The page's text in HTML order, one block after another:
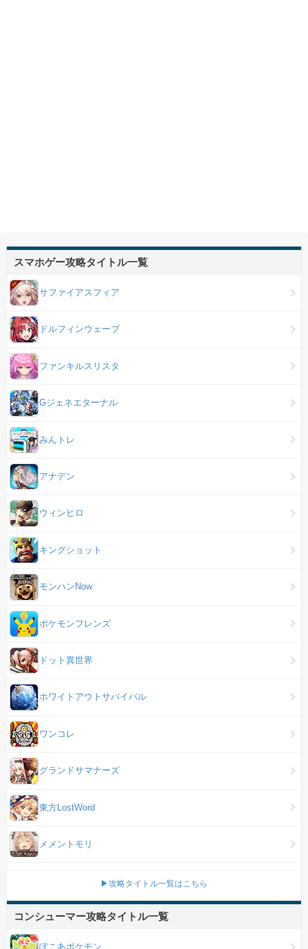
スマホゲー攻略タイトル一覧
サファイアスフィア
ドルフィンウェーブ
ファンキルスリスタ
Gジェネエターナル
みんトレ
アナデン
ウィンヒロ
キングショット
モンハンNow
ポケモンフレンズ
ドット異世界
ホワイトアウトサバイバル
ワンコレ
グランドサマナーズ
東方LostWord
メメントモリ
▶攻略タイトル一覧はこちら
コンシューマー攻略タイトル一覧
ぽこあポケモン